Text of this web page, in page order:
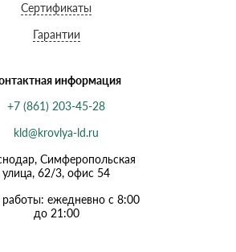
Сертификаты
Гарантии
информация
+7 (861) 203-45-28
kld@krovlya-ld.ru
Симферопольская
улица, 62/3, офис 54
ежедневно с 8:00
до 21:00